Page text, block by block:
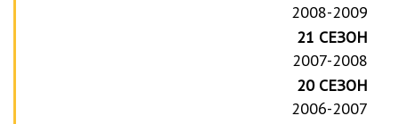
2008-2009
21 СЕЗОН
2007-2008
20 СЕЗОН
2006-2007